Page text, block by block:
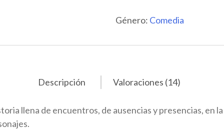
Género: Comedia
Descripción Valoraciones (14)
llena de encuentros, de ausencias y presencias, en